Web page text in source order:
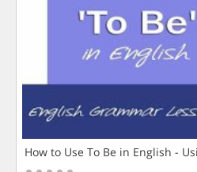
How to Use To Be in English -